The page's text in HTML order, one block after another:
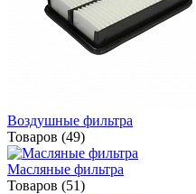
Воздушные фильтра
Товаров (49)
Масляные фильтра
Товаров (51)